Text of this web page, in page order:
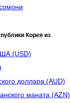
Корея из
(USD)
доллара (AUD)
маната (AZN)